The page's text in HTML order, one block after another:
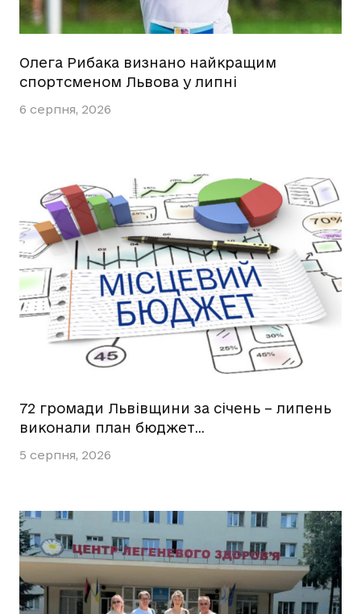
Олега Рибака визнано найкращим
спортсменом Львова у липні
6 серпня, 2026
72 громади Львівщини за січень – липень
виконали план бюджет…
5 серпня, 2026